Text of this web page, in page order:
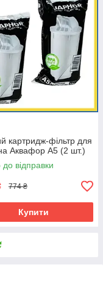
картридж-фільтр для
Аквафор А5 (2 шт.)
до відправки
774 ₴
Купити